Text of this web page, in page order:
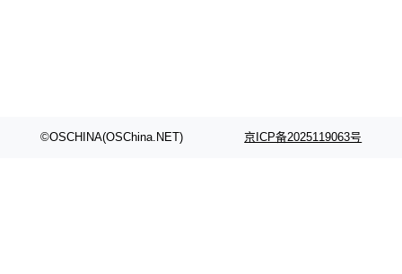
©OSCHINA(OSChina.NET) 京ICP备2025119063号